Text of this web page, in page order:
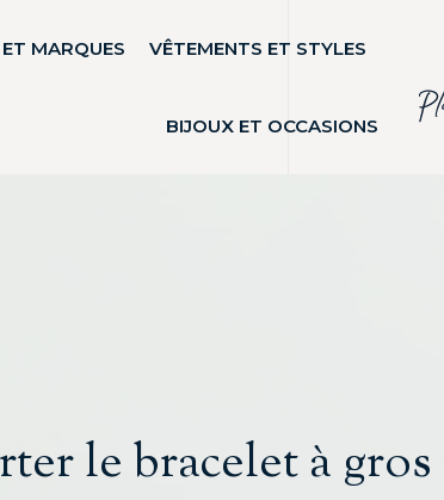
VÊTEMENTS ET STYLES
MARQUES
BIJOUX ET OCCASIONS
le bracelet à